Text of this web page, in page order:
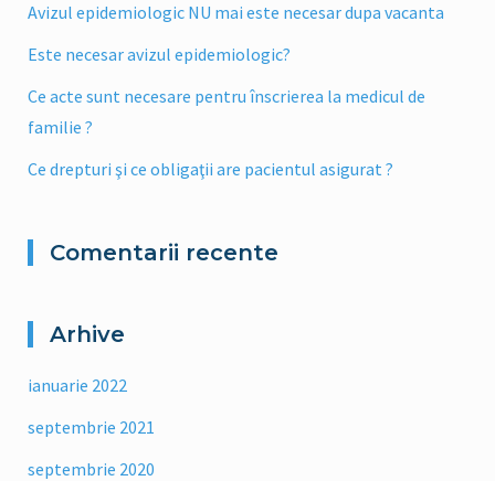
Avizul epidemiologic NU mai este necesar dupa vacanta
Este necesar avizul epidemiologic?
Ce acte sunt necesare pentru înscrierea la medicul de
familie ?
Ce drepturi şi ce obligaţii are pacientul asigurat ?
Comentarii recente
Arhive
ianuarie 2022
septembrie 2021
septembrie 2020